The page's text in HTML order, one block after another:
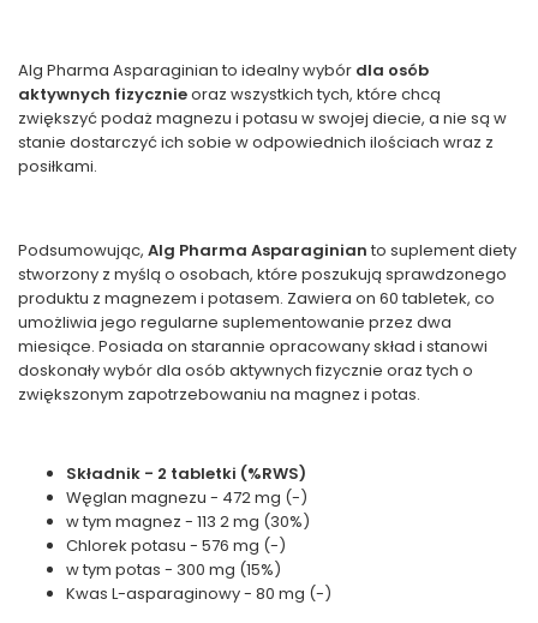
Alg Pharma Asparaginian to idealny wybór dla osób
aktywnych fizycznieoraz wszystkich tych, które chcą
zwiększyć podaż magnezu i potasu w swojej diecie, a nie są w
stanie dostarczyć ich sobie w odpowiednich ilościach wraz z
posiłkami.
Podsumowując, Alg Pharma Asparaginian to suplement diety
stworzony z myślą o osobach, które poszukują sprawdzonego
produktu z magnezem i potasem. Zawiera on 60 tabletek, co
umożliwia jego regularne suplementowanie przez dwa
miesiące. Posiada on starannie opracowany skład i stanowi
doskonały wybór dla osób aktywnych fizycznie oraz tych o
zwiększonym zapotrzebowaniu na magnez i potas.
Składnik - 2 tabletki (%RWS)
Węglan magnezu - 472 mg (-)
w tym magnez - 113 2 mg (30%)
Chlorek potasu - 576 mg (-)
w tym potas - 300 mg (15%)
Kwas L-asparaginowy - 80 mg (-)